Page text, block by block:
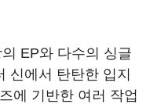
EP와 다수의 싱글
신에서 탄탄한 입지
에 기반한 여러 작업